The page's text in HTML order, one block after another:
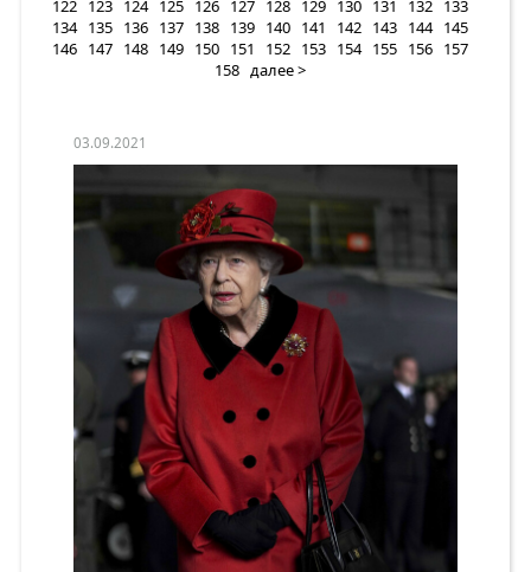
122 123 124 125 126 127 128 129 130 131 132 133
134 135 136 137 138 139 140 141 142 143 144 145
146 147 148 149 150 151 152 153 154 155 156 157
158 далее >
03.09.2021